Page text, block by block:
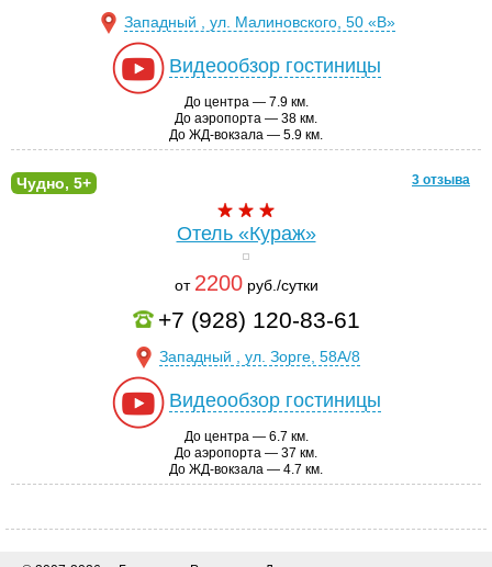
Западный , ул. Малиновского, 50 «В»
Видеообзор гостиницы
До центра — 7.9 км.
До аэропорта — 38 км.
До ЖД-вокзала — 5.9 км.
3 отзыва
Чудно, 5+
Отель «Кураж»
от 2200руб./сутки
+7 (928) 120-83-61
Западный , ул. Зорге, 58А/8
Видеообзор гостиницы
До центра — 6.7 км.
До аэропорта — 37 км.
До ЖД-вокзала — 4.7 км.